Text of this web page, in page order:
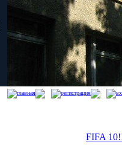
главная регистрация
FIFA